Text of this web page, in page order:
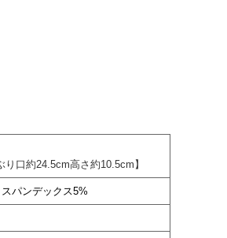
り口約24.5cm高さ約10.5cm】
パンデックス5%